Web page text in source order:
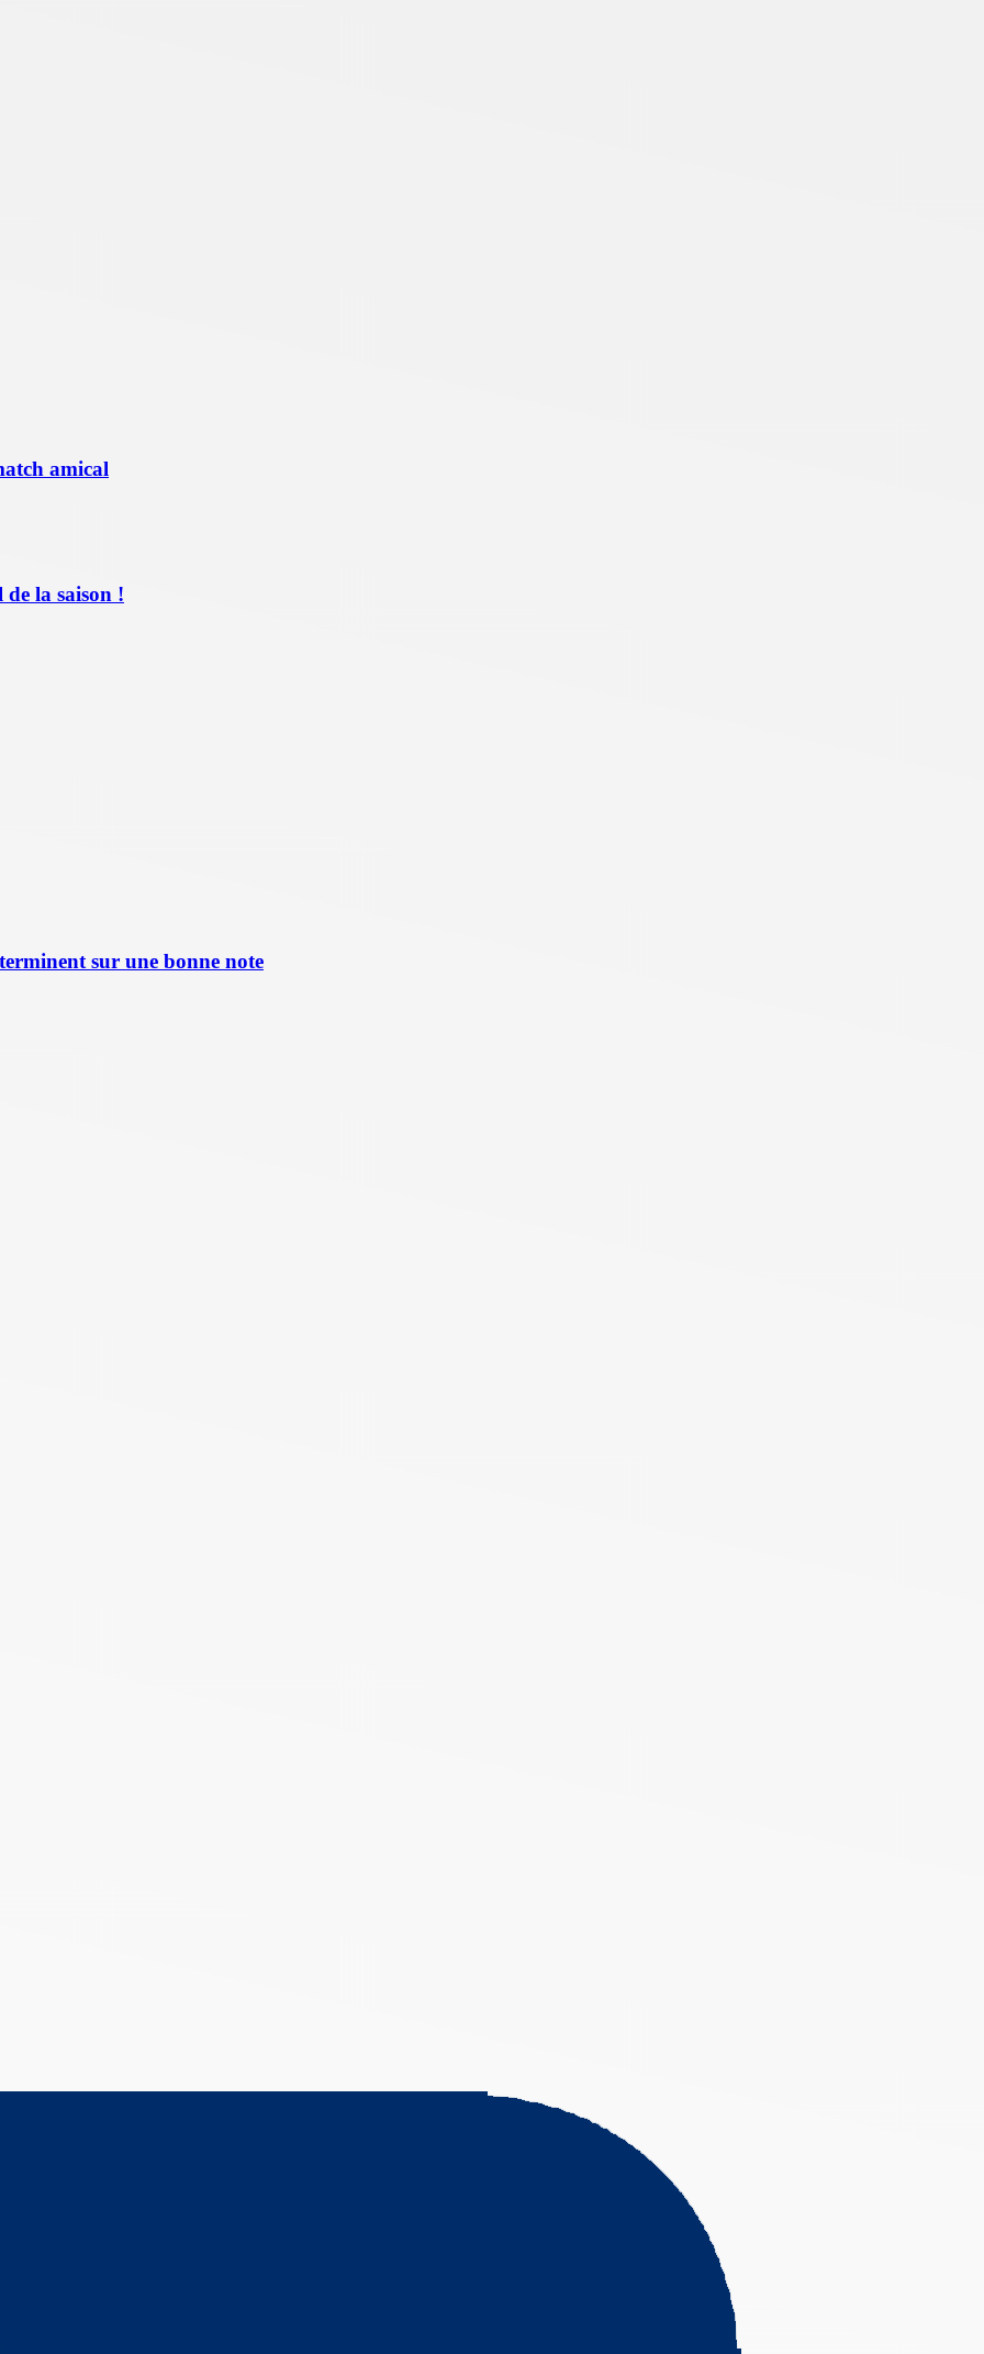
amical
la saison !
sur une bonne note